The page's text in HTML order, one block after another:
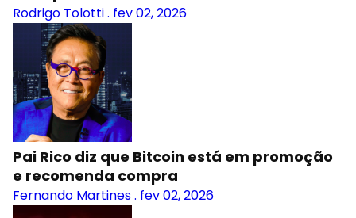
Rodrigo Tolotti. fev 02, 2026
Pai Rico diz que Bitcoin está em promoção
e recomenda compra
Fernando Martines. fev 02, 2026